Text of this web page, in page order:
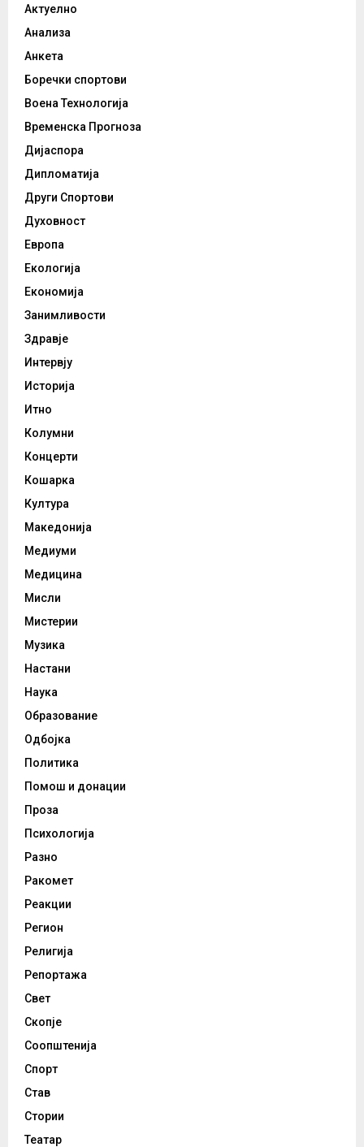
Актуелно
Анализа
Анкета
Боречки спортови
Воена Технологија
Временска Прогноза
Дијаспора
Дипломатија
Други Спортови
Духовност
Европа
Екологија
Економија
Занимливости
Здравје
Интервју
Историја
Итно
Колумни
Концерти
Кошарка
Култура
Македонија
Медиуми
Медицина
Мисли
Мистерии
Музика
Настани
Наука
Образование
Одбојка
Политика
Помош и донации
Проза
Психологија
Разно
Ракомет
Реакции
Регион
Религија
Репортажа
Свет
Скопје
Соопштенија
Спорт
Став
Стории
Театар